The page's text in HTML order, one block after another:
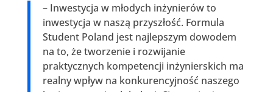
– Inwestycja w młodych inżynierów to
inwestycja w naszą przyszłość. Formula
Student Poland jest najlepszym dowodem
na to, że tworzenie i rozwijanie
praktycznych kompetencji inżynierskich ma
realny wpływ na konkurencyjność naszego